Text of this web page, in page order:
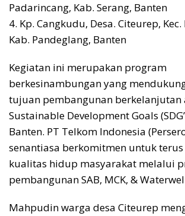
Padarincang, Kab. Serang, Banten⁠
4. Kp. Cangkudu, Desa. Citeurep,
Kab. Pandeglang, Banten
Kegiatan ini merupakan program
berkesinambungan yang
tujuan pembangunan berkelanjutan
Sustainable Development Goals
Banten. PT Telkom Indonesia
senantiasa berkomitmen untuk
kualitas hidup masyarakat melalui
pembangunan SAB, MCK, &
Mahpudin warga desa Citeurep